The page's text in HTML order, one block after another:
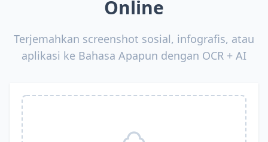
Online
Terjemahkan screenshot sosial, infografis, atau
aplikasi ke Bahasa Apapun dengan OCR + AI